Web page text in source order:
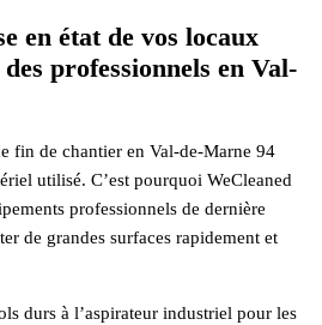
en état de vos locaux
professionnels en Val-
fin de chantier en Val-de-Marne 94
utilisé. C’est pourquoi WeCleaned
professionnels de dernière
de grandes surfaces rapidement et
durs à l’aspirateur industriel pour les